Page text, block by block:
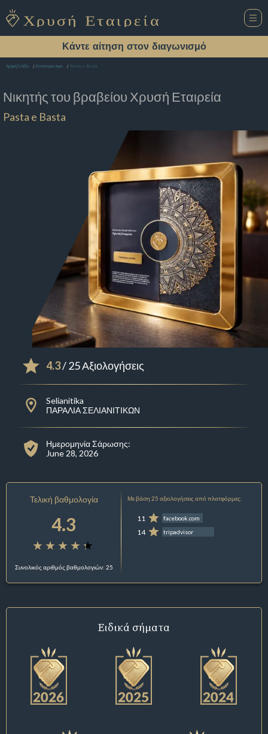
Κάντε αίτηση στον διαγωνισμό
Αρχική Σελίδα Εστιατόριο Αιγιο Pasta e Basta
Νικητής του βραβείου Χρυσή Εταιρεία
Pasta e Basta
4.3/ 25 Αξιολογήσεις
Selianítika
ΠΑΡΑΛΙΑ ΣΕΛΙΑΝΙΤΙΚΩΝ
Ημερομηνία Σάρωσης:
June 28, 2026
Τελική βαθμολογία
4.3
Συνολικός αριθμός βαθμολογιών: 25
Με βάση 25 αξιολογήσεις από πλατφόρμες:
11 facebook.com
14 tripadvisor
Ειδικά σήματα